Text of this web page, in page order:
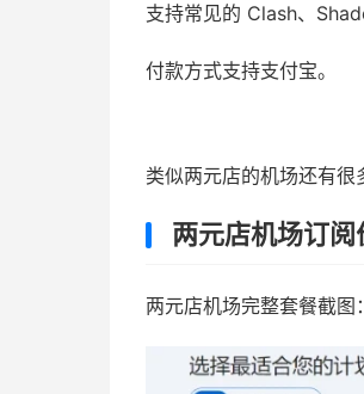
支持常见的 Clash、
付款方式支持支付宝。
类似两元店的机场还有很
两元店机场订阅
两元店机场完整套餐截图：